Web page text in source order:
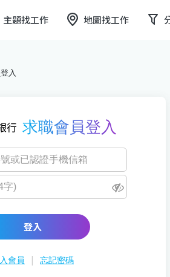
主題找工作 地圖找工作
入
求職會員登入
登入
會員 | 忘記密碼